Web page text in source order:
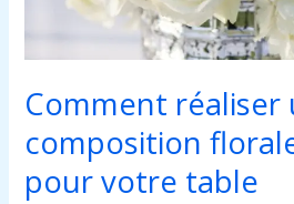
Comment
composition
pour votre table